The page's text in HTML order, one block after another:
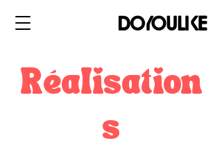
Réalisation
s